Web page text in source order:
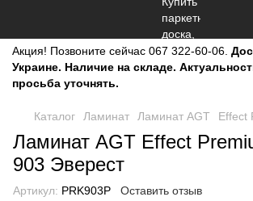
Акция! Позвоните сейчас 067 322-60-06.
Украине. Наличие на складе.
просьба уточнять.
Каталог Ламинат Ламинат AGT Effect
Ламинат AGT Effect
903 Эверест
Артикул: PRK903P Оставить отзыв